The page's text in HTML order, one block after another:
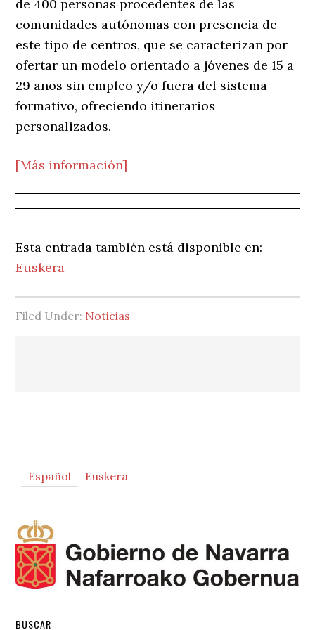
de 400 personas procedentes de las
comunidades autónomas con presencia de
este tipo de centros, que se caracterizan por
ofertar un modelo orientado a jóvenes de 15 a
29 años sin empleo y/o fuera del sistema
formativo, ofreciendo itinerarios
personalizados.
[Más información]
Esta entrada también está disponible en:
Euskera
Filed Under: Noticias
Primary
Sidebar
Español Euskera
BUSCAR